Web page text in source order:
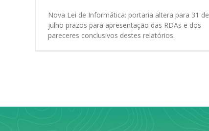
Nova Lei de Informática: portaria altera para 31 de
julho prazos para apresentação das RDAs e dos
pareceres conclusivos destes relatórios.